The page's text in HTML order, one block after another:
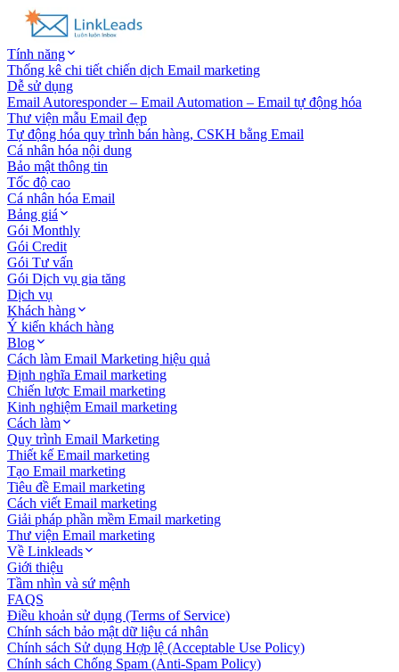
Tính năng
Thống kê chi tiết chiến dịch Email marketing
Dễ sử dụng
Email Autoresponder – Email Automation – Email tự động hóa
Thư viện mẫu Email đẹp
Tự động hóa quy trình bán hàng, CSKH bằng Email
Cá nhân hóa nội dung
Bảo mật thông tin
Tốc độ cao
Cá nhân hóa Email
Bảng giá
Gói Monthly
Gói Credit
Gói Tư vấn
Gói Dịch vụ gia tăng
Dịch vụ
Khách hàng
Ý kiến khách hàng
Blog
Cách làm Email Marketing hiệu quả
Định nghĩa Email marketing
Chiến lược Email marketing
Kinh nghiệm Email marketing
Cách làm
Quy trình Email Marketing
Thiết kế Email marketing
Tạo Email marketing
Tiêu đề Email marketing
Cách viết Email marketing
Giải pháp phần mềm Email marketing
Thư viện Email marketing
Về Linkleads
Giới thiệu
Tầm nhìn và sứ mệnh
FAQS
Điều khoản sử dụng (Terms of Service)
Chính sách bảo mật dữ liệu cá nhân
Chính sách Sử dụng Hợp lệ (Acceptable Use Policy)
Chính sách Chống Spam (Anti-Spam Policy)